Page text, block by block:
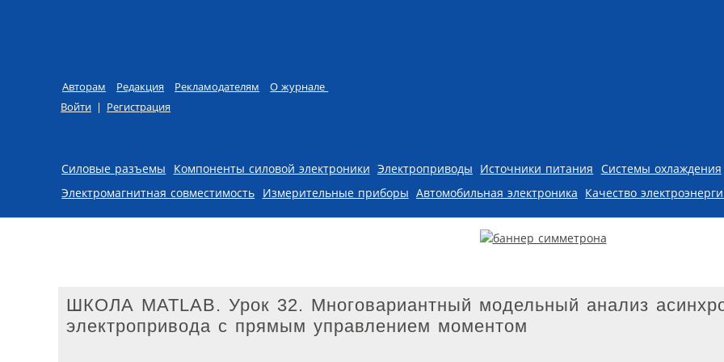
Авторам Редакция Рекламодателям
О журнале
Войти | Регистрация
Skip to content
Силовые разъемы Компоненты силовой электроники Электроприводы Источники питания Системы охлаждения
Электромагнитная совместимость Измерительные приборы Автомобильная электроника Качество
ШКОЛА MATLAB. Урок 32. Многовариантный модельный анализ
электропривода с прямым управлением моментом